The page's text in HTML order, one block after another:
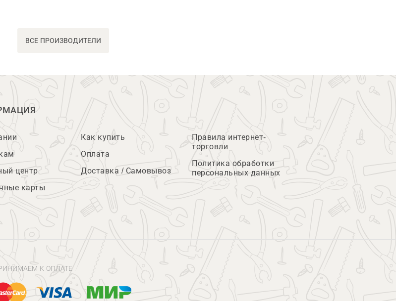
ВСЕ ПРОИЗВОДИТЕЛИ
центр
карты
Как купить
Оплата
Доставка / Самовывоз
Правила интернет-
торговли
Политика обработки
персональных данных
К ОПЛАТЕ